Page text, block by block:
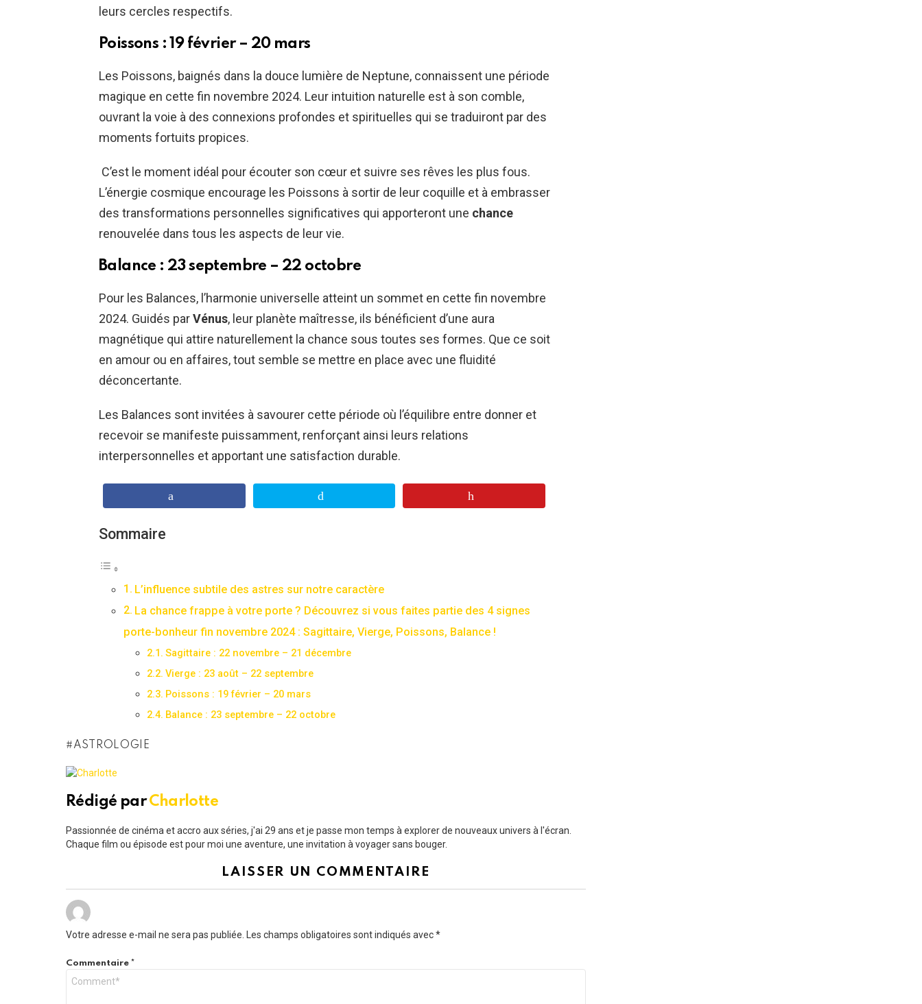
leurs cercles respectifs.
Poissons : 19 février – 20 mars
Les Poissons, baignés dans la douce lumière de Neptune, connaissent une période
magique en cette fin novembre 2024. Leur intuition naturelle est à son comble,
ouvrant la voie à des connexions profondes et spirituelles qui se traduiront par des
moments fortuits propices.
C’est le moment idéal pour écouter son cœur et suivre ses rêves les plus fous.
L’énergie cosmique encourage les Poissons à sortir de leur coquille et à embrasser
des transformations personnelles significatives qui apporteront une chance
renouvelée dans tous les aspects de leur vie.
Balance : 23 septembre – 22 octobre
Pour les Balances, l’harmonie universelle atteint un sommet en cette fin novembre
2024. Guidés parVénus, leur planète maîtresse, ils bénéficient d’une aura
magnétique qui attire naturellement la chance sous toutes ses formes. Que ce soit
en amour ou en affaires, tout semble se mettre en place avec une fluidité
déconcertante.
Les Balances sont invitées à savourer cette période où l’équilibre entre donner et
recevoir se manifeste puissamment, renforçant ainsi leurs relations
interpersonnelles et apportant une satisfaction durable.
Sommaire
L’influence subtile des astres sur notre caractère
La chance frappe à votre porte ? Découvrez si vous faites partie des 4 signes
porte-bonheur fin novembre 2024 : Sagittaire, Vierge, Poissons, Balance !
Sagittaire : 22 novembre – 21 décembre
Vierge : 23 août – 22 septembre
Poissons : 19 février – 20 mars
Balance : 23 septembre – 22 octobre
ASTROLOGIE
Rédigé parCharlotte
Passionnée de cinéma et accro aux séries, j'ai 29 ans et je passe mon temps à explorer de nouveaux univers à l'écran.
Chaque film ou épisode est pour moi une aventure, une invitation à voyager sans bouger.
LAISSER UN COMMENTAIRE
Votre adresse e-mail ne sera pas publiée. Les champs obligatoires sont indiqués avec*
Commentaire *